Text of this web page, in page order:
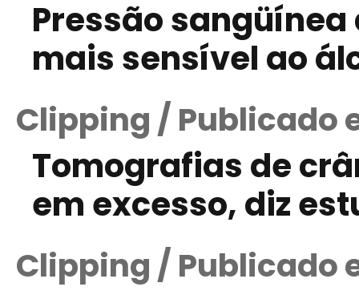
Pressão
mais sensível ao
Clipping / Publicado
Tomografias de
em excesso, diz
Clipping / Publicado